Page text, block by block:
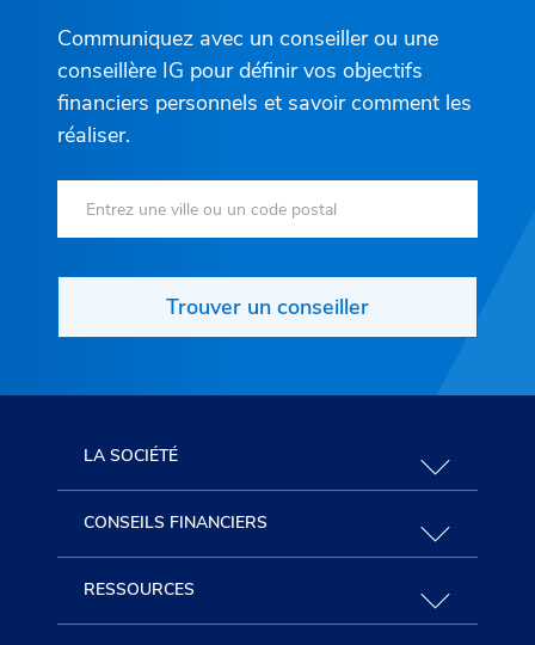
Communiquez avec un conseiller ou une
conseillère IG pour définir vos objectifs
financiers personnels et savoir comment les
réaliser.
Trouver un conseiller
LA SOCIÉTÉ
CONSEILS FINANCIERS
RESSOURCES